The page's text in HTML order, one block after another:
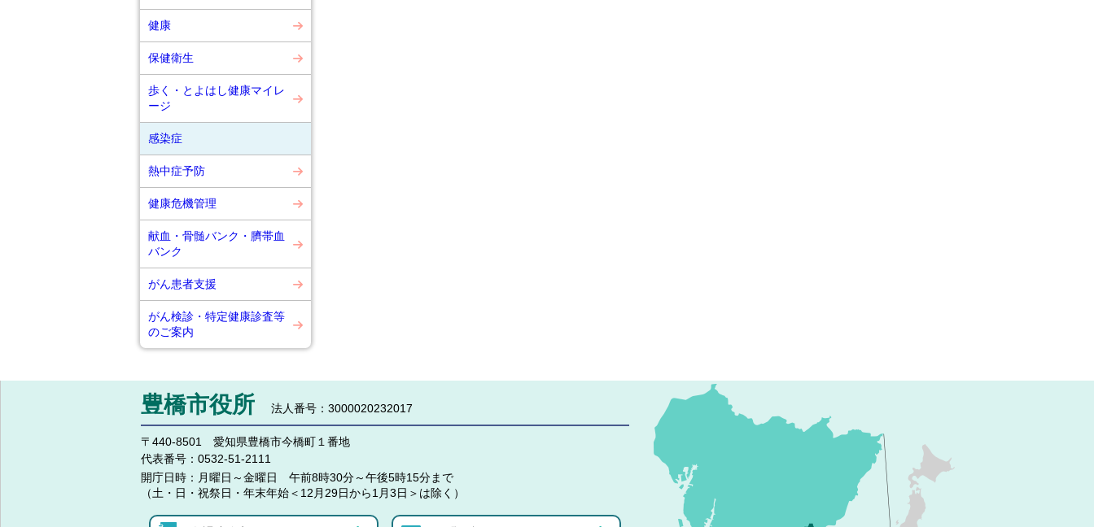
健康
保健衛生
歩く・とよはし健康マイレ
ージ
感染症
熱中症予防
健康危機管理
献血・骨髄バンク・臍帯血
バンク
がん患者支援
がん検診・特定健康診査等
のご案内
豊橋市役所 法人番号：3000020232017
〒440-8501 愛知県豊橋市今橋町１番地
代表番号： 0532-51-2111
開庁日時： 月曜日～金曜日 午前8時30分～午後5時15分まで
（土・日・祝祭日・年末年始＜12月29日から1月3日＞は除く）